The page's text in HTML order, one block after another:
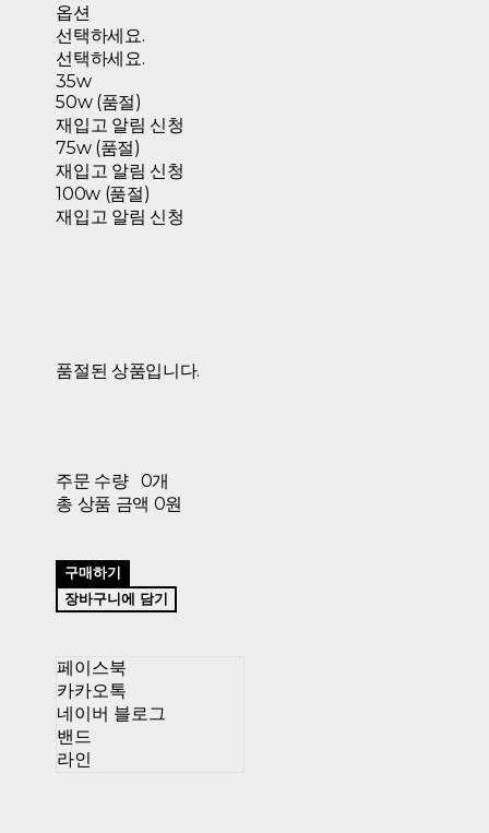
옵션
선택하세요.
선택하세요.
35w
50w (품절)
재입고 알림 신청
75w (품절)
재입고 알림 신청
100w (품절)
재입고 알림 신청
품절된 상품입니다.
주문 수량
0개
총 상품 금액 0원
구매하기
장바구니에 담기
페이스북
카카오톡
네이버 블로그
밴드
라인